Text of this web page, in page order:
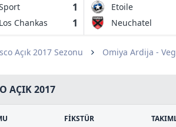
Huancayo
1
Los Chankas
1
Etoile
Carouge
Neuchatel
Açık 2017 Sezonu
Omiya Ardija -
AÇIK 2017
FİKSTÜR